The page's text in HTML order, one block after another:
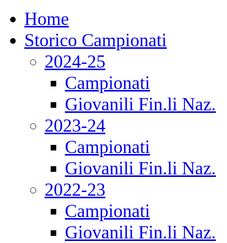
Home
Storico Campionati
2024-25
Campionati
Giovanili Fin.li Naz.
2023-24
Campionati
Giovanili Fin.li Naz.
2022-23
Campionati
Giovanili Fin.li Naz.